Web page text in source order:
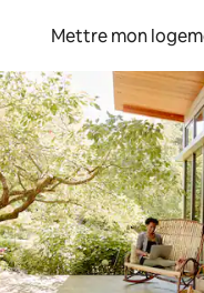
Mettre mon